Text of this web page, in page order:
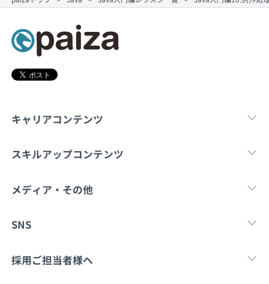
キャリアコンテンツ
転職・キャリア 新卒就
スキルアップコンテンツ
学習 マンガ・ゲーム
メディア・その他
Tech Team Journal note
SNS
X
採用ご担当者様へ